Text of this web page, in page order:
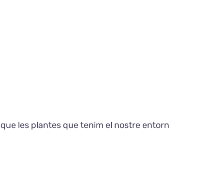
les plantes que tenim el nostre entorn